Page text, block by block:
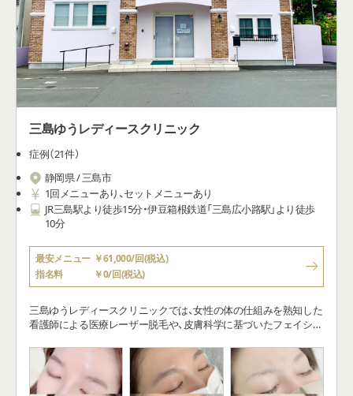
三島ゆうレディースクリニック
症例（21件）
静岡県 / 三島市
1回メニューあり、セットメニューあり
JR三島駅より徒歩15分・伊豆箱根鉄道「三島広小路駅」より徒歩
10分
最安メニュー ￥61,000/回(税込)
指名料
￥0/回(税込)
三島ゆうレディースクリニックでは、女性の体の仕組みを熟知した
看護師による医療レーザー脱毛や、皮膚科学に基づいたフェイシャ
などを行っております。